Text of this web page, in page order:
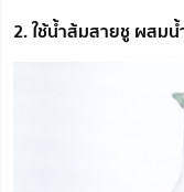
2. ใช้น้ำส้มสายชู ผสมน้